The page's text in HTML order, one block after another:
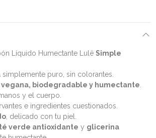
Líquido Humectante Lulë Simple
simplemente puro, sin colorantes.
vegana, biodegradable y humectante
y el cuerpo.
e ingredientes cuestionados.
, delicado con tu piel.
verde antioxidante y glicerina